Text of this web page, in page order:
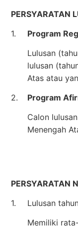
PERSYARATAN
1.
Program
Lulusan
lulusan
Atas atau
2.
Program
Calon
Menengah
PERSYARATAN
1.
Lulusan
Memiliki